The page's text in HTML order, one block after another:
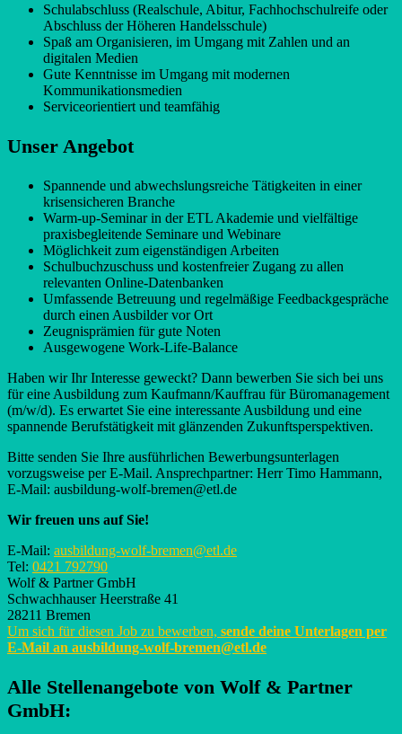
Schulabschluss (Realschule, Abitur, Fachhochschulreife oder
Abschluss der Höheren Handelsschule)
Spaß am Organisieren, im Umgang mit Zahlen und an
digitalen Medien
Gute Kenntnisse im Umgang mit modernen
Kommunikationsmedien
Serviceorientiert und teamfähig
Unser Angebot
Spannende und abwechslungsreiche Tätigkeiten in einer
krisensicheren Branche
Warm-up-Seminar in der ETL Akademie und vielfältige
praxisbegleitende Seminare und Webinare
Möglichkeit zum eigenständigen Arbeiten
Schulbuchzuschuss und kostenfreier Zugang zu allen
relevanten Online-Datenbanken
Umfassende Betreuung und regelmäßige Feedbackgespräche
durch einen Ausbilder vor Ort
Zeugnisprämien für gute Noten
Ausgewogene Work-Life-Balance
Haben wir Ihr Interesse geweckt? Dann bewerben Sie sich bei uns
für eine Ausbildung zum Kaufmann/Kauffrau für Büromanagement
(m/w/d). Es erwartet Sie eine interessante Ausbildung und eine
spannende Berufstätigkeit mit glänzenden Zukunftsperspektiven.
Bitte senden Sie Ihre ausführlichen Bewerbungsunterlagen
vorzugsweise per E-Mail. Ansprechpartner: Herr Timo Hammann,
E-Mail: ausbildung-wolf-bremen@etl.de
Wir freuen uns auf Sie!
E-Mail: ausbildung-wolf-bremen@etl.de
Tel: 0421 792790
Wolf & Partner GmbH
Schwachhauser Heerstraße 41
28211 Bremen
Um sich für diesen Job zu bewerben, sende deine Unterlagen per
E-Mail an ausbildung-wolf-bremen@etl.de
Alle Stellenangebote von Wolf & Partner
GmbH: